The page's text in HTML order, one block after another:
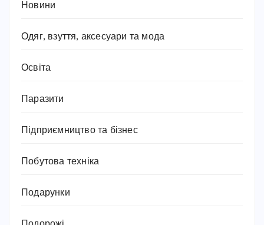
Новини
Одяг, взуття, аксесуари та мода
Освіта
Паразити
Підприємництво та бізнес
Побутова техніка
Подарунки